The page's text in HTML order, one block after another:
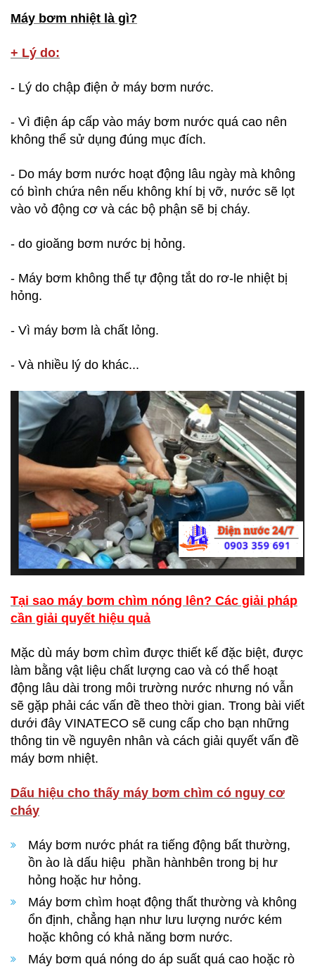
Máy bơm nhiệt là gì?
+ Lý do:
- Lý do chập điện ở máy bơm nước.
- Vì điện áp cấp vào máy bơm nước quá cao nên
không thể sử dụng đúng mục đích.
- Do máy bơm nước hoạt động lâu ngày mà không
có bình chứa nên nếu không khí bị vỡ, nước sẽ lọt
vào vỏ động cơ và các bộ phận sẽ bị cháy.
- do gioăng bơm nước bị hỏng.
- Máy bơm không thể tự động tắt do rơ-le nhiệt bị
hỏng.
- Vì máy bơm là chất lỏng.
- Và nhiều lý do khác...
Tại sao máy bơm chìm nóng lên? Các giải pháp
cần giải quyết hiệu quả
Mặc dù máy bơm chìm được thiết kế đặc biệt, được
làm bằng vật liệu chất lượng cao và có thể hoạt
động lâu dài trong môi trường nước nhưng nó vẫn
sẽ gặp phải các vấn đề theo thời gian. Trong bài viết
dưới đây VINATECO sẽ cung cấp cho bạn những
thông tin về nguyên nhân và cách giải quyết vấn đề
máy bơm nhiệt.
Dấu hiệu cho thấy máy bơm chìm có nguy cơ
cháy
Máy bơm nước phát ra tiếng động bất thường,
ồn ào là dấu hiệu phần hànhbên trong bị hư
hỏng hoặc hư hỏng.
Máy bơm chìm hoạt động thất thường và không
ổn định, chẳng hạn như lưu lượng nước kém
hoặc không có khả năng bơm nước.
Máy bơm quá nóng do áp suất quá cao hoặc rò